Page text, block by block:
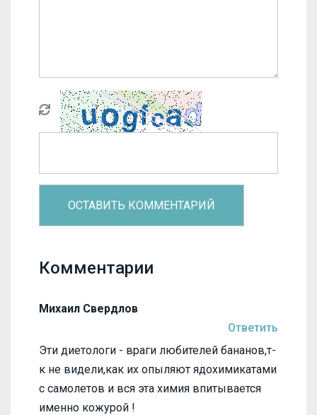
Комментарии
Михаил Свердлов
Ответить
Эти диетологи - враги любителей бананов,т-
к не видели,как их опыляют ядохимикатами
с самолетов и вся эта химия впитывается
именно кожурой !